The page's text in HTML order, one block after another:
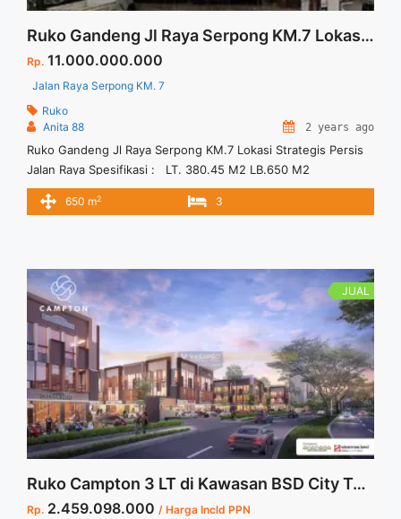
Ruko Gandeng Jl Raya Serpong KM.7 Lokasi Strategis Persis Jalan Raya
Rp. 11.000.000.000
Jalan Raya Serpong KM. 7
Ruko
Anita 88
2 years ago
Ruko Gandeng Jl Raya Serpong KM.7 Lokasi Strategis Persis
Jalan Raya Spesifikasi : LT. 380.45 M2 LB.650 M2
650 m2 3
JUAL
Ruko Campton 3 LT di Kawasan BSD City Type Standar
Rp. 2.459.098.000 / Harga Incld PPN